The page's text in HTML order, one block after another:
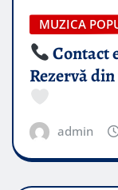
MUZICA
Contact
Rezervă
admin